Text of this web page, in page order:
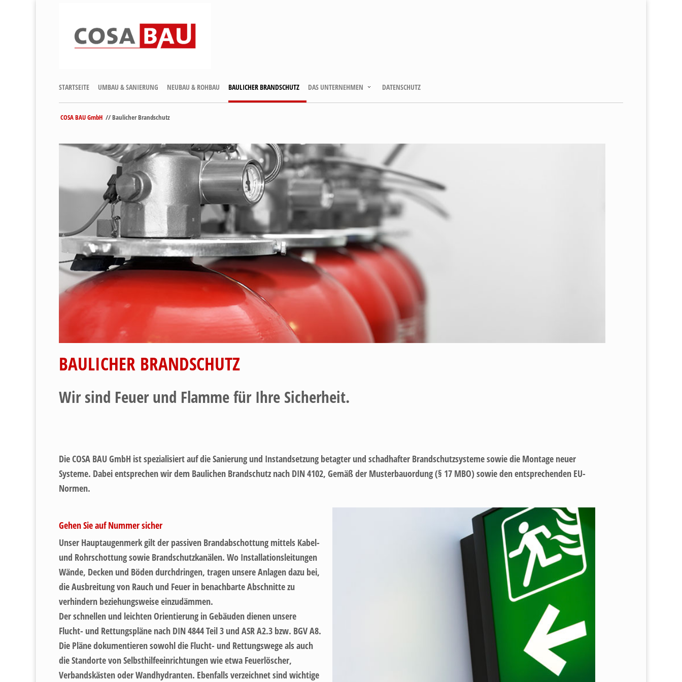
STARTSEITE UMBAU & SANIERUNG NEUBAU & ROHBAU BAULICHER BRANDSCHUTZ DAS UNTERNEHMEN DATENSCHUTZ
COSA BAU GmbH // Baulicher Brandschutz
BAULICHER BRANDSCHUTZ
Wir sind Feuer und Flamme für Ihre Sicherheit.
Die COSA BAU GmbH ist spezialisiert auf die Sanierung und Instandsetzung betagter und schadhafter Brandschutzsysteme sowie die Montage neuer
Systeme. Dabei entsprechen wir dem Baulichen Brandschutz nach DIN 4102, Gemäß der Musterbauordung (§ 17 MBO) sowie den entsprechenden EU-
Normen.
Gehen Sie auf Nummer sicher
Unser Hauptaugenmerk gilt der passiven Brandabschottung mittels Kabel-
und Rohrschottung sowie Brandschutzkanälen. Wo Installationsleitungen
Wände, Decken und Böden durchdringen, tragen unsere Anlagen dazu bei,
die Ausbreitung von Rauch und Feuer in benachbarte Abschnitte zu
verhindern beziehungsweise einzudämmen.
Der schnellen und leichten Orientierung in Gebäuden dienen unsere
Flucht- und Rettungspläne nach DIN 4844 Teil 3 und ASR A2.3 bzw. BGV A8.
Die Pläne dokumentieren sowohl die Flucht- und Rettungswege als auch
die Standorte von Selbsthilfeeinrichtungen wie etwa Feuerlöscher,
Verbandskästen oder Wandhydranten. Ebenfalls verzeichnet sind wichtige